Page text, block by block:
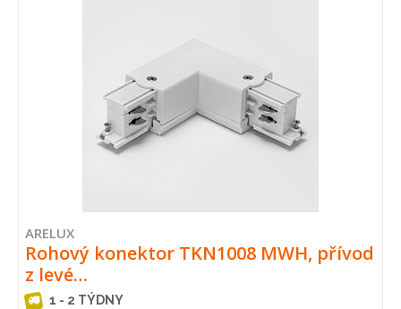
ARELUX
Rohový konektor TKN1008 MWH, přívod
z levé…
1 - 2 TÝDNY